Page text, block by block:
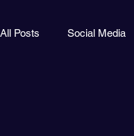
All Posts Social Media